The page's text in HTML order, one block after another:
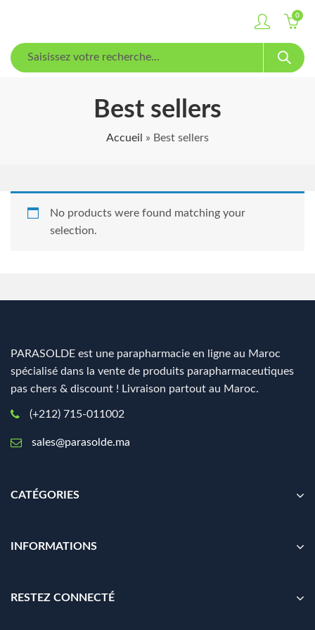
0
Best sellers
Accueil » Best sellers
No products were found matching your
selection.
PARASOLDE est une parapharmacie en ligne au Maroc
spécialisé dans la vente de produits parapharmaceutiques
pas chers & discount ! Livraison partout au Maroc.
(+212) 715-011002
sales@parasolde.ma
CATÉGORIES
INFORMATIONS
RESTEZ CONNECTÉ